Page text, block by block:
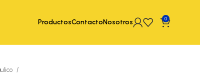
ProductosContactoNosotros 0